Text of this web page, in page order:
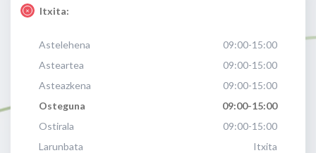
Itxita:
Astelehena
09:00-15:00
Asteartea
09:00-15:00
Asteazkena
09:00-15:00
Osteguna
09:00-15:00
Ostirala
09:00-15:00
Larunbata
Itxita